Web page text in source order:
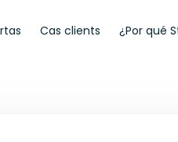
Cas clients ¿Por qué